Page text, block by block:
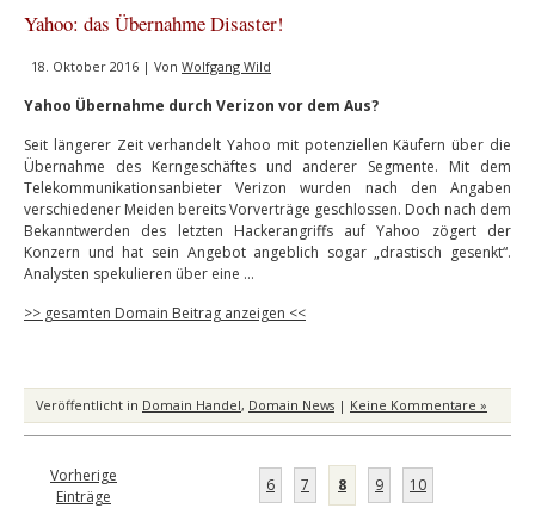
Yahoo: das Übernahme Disaster!
18. Oktober 2016 | Von Wolfgang Wild
Yahoo Übernahme durch Verizon vor dem Aus?
Seit längerer Zeit verhandelt Yahoo mit potenziellen Käufern über die
Übernahme des Kerngeschäftes und anderer Segmente. Mit dem
Telekommunikationsanbieter Verizon wurden nach den Angaben
verschiedener Meiden bereits Vorverträge geschlossen. Doch nach dem
Bekanntwerden des letzten Hackerangriffs auf Yahoo zögert der
Konzern und hat sein Angebot angeblich sogar „drastisch gesenkt“.
Analysten spekulieren über eine …
>> gesamten Domain Beitrag anzeigen <<
Veröffentlicht in Domain Handel, Domain News | Keine Kommentare »
Vorherige
Einträge
6 7 8 9 10